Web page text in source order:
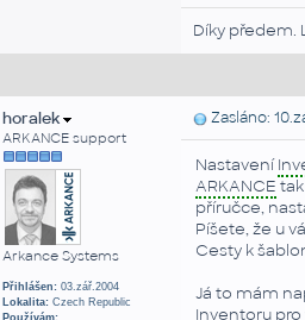
Díky předem.
horalek
ARKANCE support
Arkance Systems
Přihlášen:03.zář.2004
Lokalita:Czech Republic
Zasláno:
Nastavení
ARKANCE
příručce,
Píšete, že u
Cesty k
Já to mám
Inventoru